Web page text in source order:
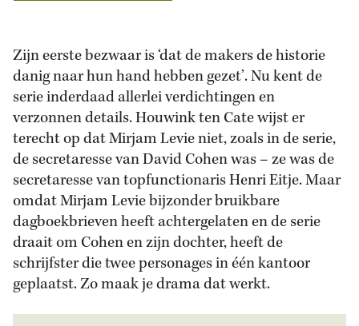
Zijn eerste bezwaar is ‘dat de makers de historie
danig naar hun hand hebben gezet’. Nu kent de
serie inderdaad allerlei verdichtingen en
verzonnen details. Houwink ten Cate wijst er
terecht op dat Mirjam Levie niet, zoals in de serie,
de secretaresse van David Cohen was – ze was de
secretaresse van topfunctionaris Henri Eitje. Maar
omdat Mirjam Levie bijzonder bruikbare
dagboekbrieven heeft achtergelaten en de serie
draait om Cohen en zijn dochter, heeft de
schrijfster die twee personages in één kantoor
geplaatst. Zo maak je drama dat werkt.